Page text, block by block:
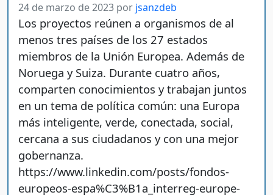
24 de marzo de 2023 por jsanzdeb
Los proyectos reúnen a organismos de al
menos tres países de los 27 estados
miembros de la Unión Europea. Además de
Noruega y Suiza. Durante cuatro años,
comparten conocimientos y trabajan juntos
en un tema de política común: una Europa
más inteligente, verde, conectada, social,
cercana a sus ciudadanos y con una mejor
gobernanza.
https://www.linkedin.com/posts/fondos-
europeos-espa%C3%B1a_interreg-europe-